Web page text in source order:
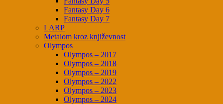
Fantasy Day 6
Fantasy Day 7
LARP
Metalom kroz književnost
Olympos
Olympos – 2017
Olympos – 2018
Olympos – 2019
Olympos – 2022
Olympos – 2023
Olympos – 2024